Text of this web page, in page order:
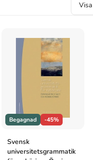
Begagnad -45%
Svensk
universitetsgrammatik